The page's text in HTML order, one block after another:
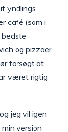
yndlings
café (som i
bedste
og pizzaer
forsøgt at
været rigtig
jeg vil igen
version